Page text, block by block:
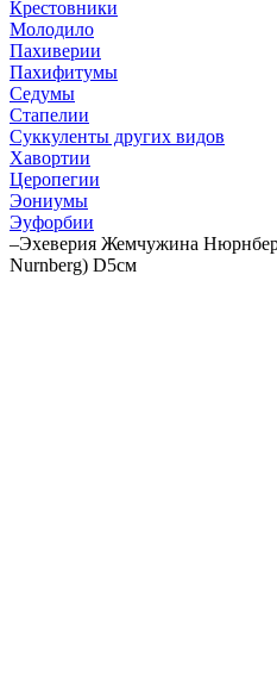
Крестовники
Молодило
Пахиверии
Пахифитумы
Седумы
Стапелии
Суккуленты других видов
Хавортии
Церопегии
Эониумы
Эуфорбии
–Эхеверия Жемчужина
Nurnberg) D5см